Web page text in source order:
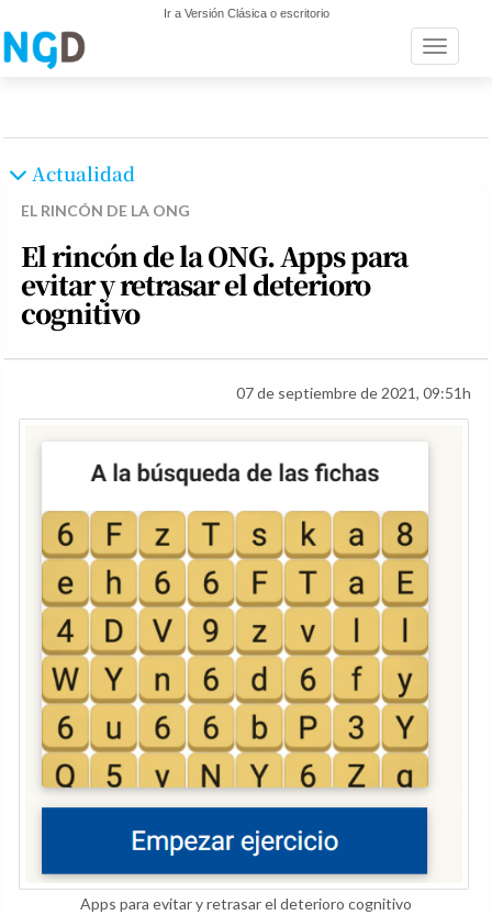
Ir a Versión Clásica o escritorio
Toggle
Actualidad
EL RINCÓN DE LA ONG
El rincón de la ONG. Apps para
evitar y retrasar el deterioro
cognitivo
07 de septiembre de 2021, 09:51h
Apps para evitar y retrasar el deterioro cognitivo